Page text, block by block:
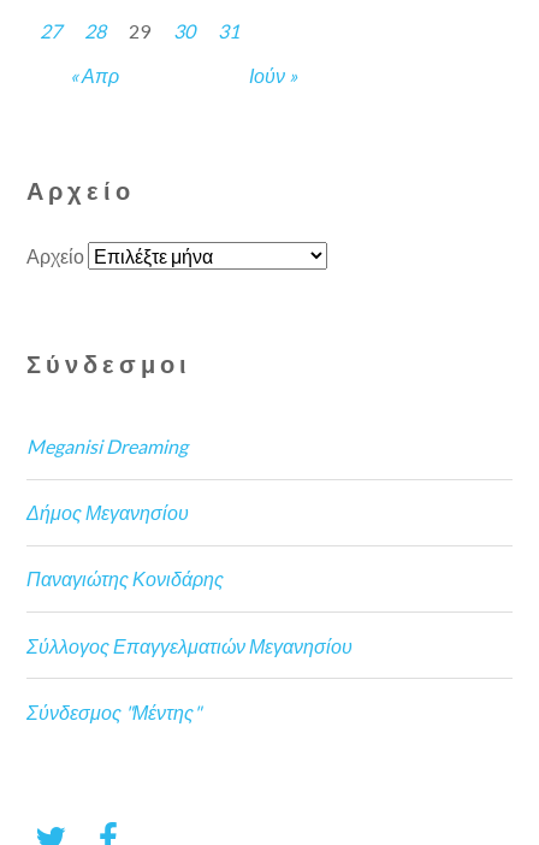
« Απρ Ιούν »
27
28 29 30 31
Αρχείο
Αρχείο
Σύνδεσμοι
Meganisi Dreaming
Δήμος Μεγανησίου
Παναγιώτης Κονιδάρης
Σύλλογος Επαγγελματιών Μεγανησίου
Σύνδεσμος "Μέντης"